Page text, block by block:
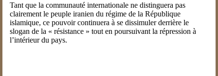
Tant que la communauté internationale ne distinguera pas
clairement le peuple iranien du régime de la République
islamique, ce pouvoir continuera à se dissimuler derrière le
slogan de la « résistance » tout en poursuivant la répression à
l’intérieur du pays.